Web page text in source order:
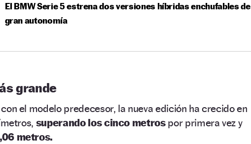
El BMW Serie 5 estrena dos versiones híbridas enchufables de
gran autonomía
grande
el modelo predecesor, la nueva edición ha crecido en
superando los cinco metrospor primera vez y
metros.